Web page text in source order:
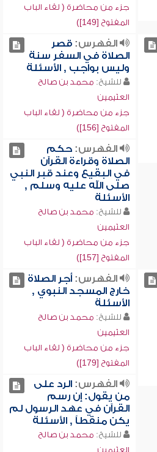
جزء من محاضرة ( لقاء الباب
المفتوح [149])
الفهرس:قصر
الصلاة في السفر سنة
وليس بواجب , الأسئلة
للشيخ: محمد بن صالح
العثيمين
جزء من محاضرة ( لقاء الباب
المفتوح [156])
الفهرس:حكم
الصلاة وقراءة القرآن
في البقيع وعند قبر النبي
صلى الله عليه وسلم ,
الأسئلة
للشيخ: محمد بن صالح
العثيمين
جزء من محاضرة ( لقاء الباب
المفتوح [157])
الفهرس:أجر الصلاة
خارج المسجد النبوي ,
الأسئلة
للشيخ: محمد بن صالح
العثيمين
جزء من محاضرة ( لقاء الباب
المفتوح [179])
الفهرس:الرد على
من يقول: إن رسم
القرآن في عهد الرسول لم
يكن منقطاً , الأسئلة
للشيخ: محمد بن صالح
العثيمين